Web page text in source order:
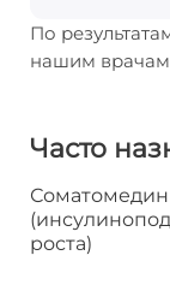
По
нашим врачам
Часто
роста)